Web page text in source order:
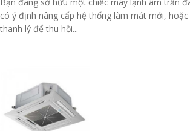
Bạn đang sở hữu một chiếc máy lạnh âm trần
có ý định nâng cấp hệ thống làm mát mới,
thanh lý để thu hồi...